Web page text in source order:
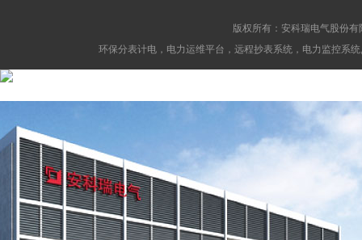
版权所有：安科瑞电气股份
环保分表计电，电力运维平台，远程抄表系统，电力监控系